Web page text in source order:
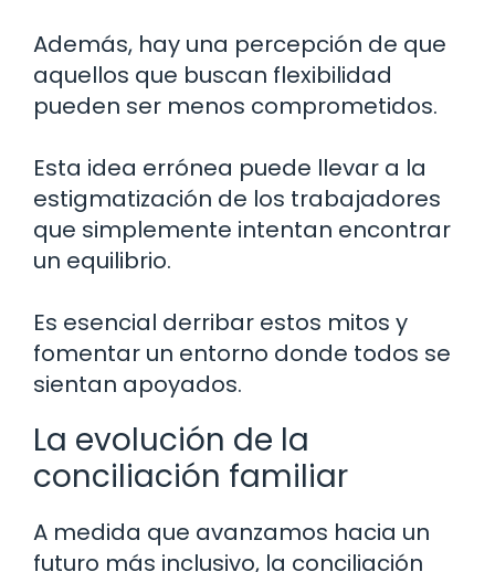
Además, hay una percepción de que
aquellos que buscan flexibilidad
pueden ser menos comprometidos.
Esta idea errónea puede llevar a la
estigmatización de los trabajadores
que simplemente intentan encontrar
un equilibrio.
Es esencial derribar estos mitos y
fomentar un entorno donde todos se
sientan apoyados.
La evolución de la
conciliación familiar
A medida que avanzamos hacia un
futuro más inclusivo, la conciliación